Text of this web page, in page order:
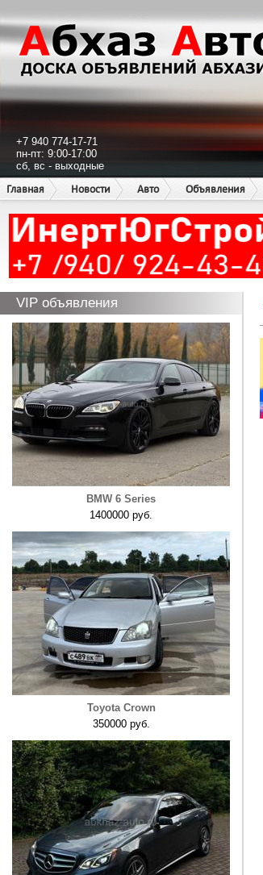
+7 940 774-17-71
пн-пт: 9:00-17:00
сб, вс - выходные
Главная
Новости Авто Объявления
VIP объявления
BMW 6 Series
1400000 руб.
Toyota Crown
350000 руб.